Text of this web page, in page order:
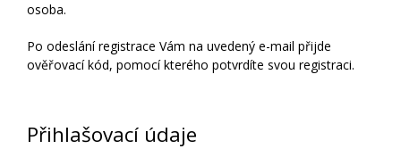
osoba.
Po odeslání registrace Vám na uvedený e-mail přijde
ověřovací kód, pomocí kterého potvrdíte svou registraci.
Přihlašovací údaje